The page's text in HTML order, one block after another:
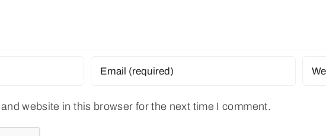
website in this browser for the next time I comment.